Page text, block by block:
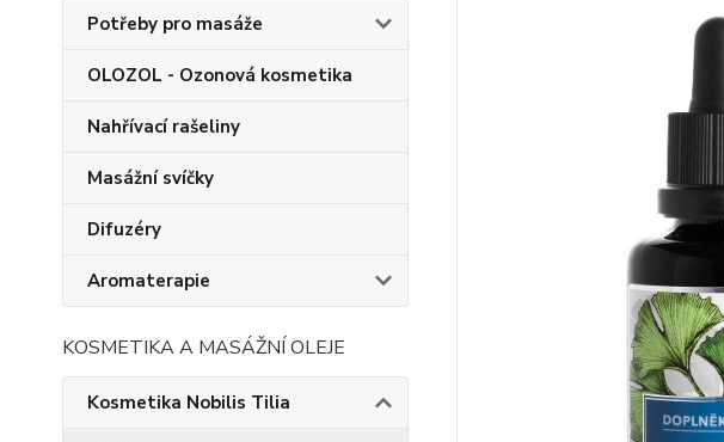
Potřeby pro masáže
OLOZOL - Ozonová kosmetika
Nahřívací rašeliny
Masážní svíčky
Difuzéry
Aromaterapie
KOSMETIKA A MASÁŽNÍ OLEJE
Kosmetika Nobilis Tilia